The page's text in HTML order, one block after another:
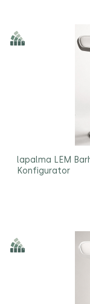
lapalma LEM
Konfigurator